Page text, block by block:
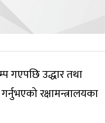
गएपछि उद्धार तथा
रक्षामन्त्रालयका